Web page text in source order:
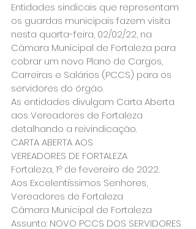
Entidades sindicais que representam
os guardas municipais fazem visita
nesta quarta-feira, 02/02/22, na
Câmara Municipal de Fortaleza para
cobrar um novo Plano de Cargos,
Carreiras e Salários (PCCS) para os
servidores do órgão.
As entidades divulgam Carta Aberta
aos Vereadores de Fortaleza
detalhando a reivindicação.
CARTA ABERTA AOS
VEREADORES DE FORTALEZA
Fortaleza, 1º de fevereiro de 2022.
Aos Excelentíssimos Senhores,
Vereadores de Fortaleza
Câmara Municipal de Fortaleza
Assunto: NOVO PCCS DOS SERVIDORES